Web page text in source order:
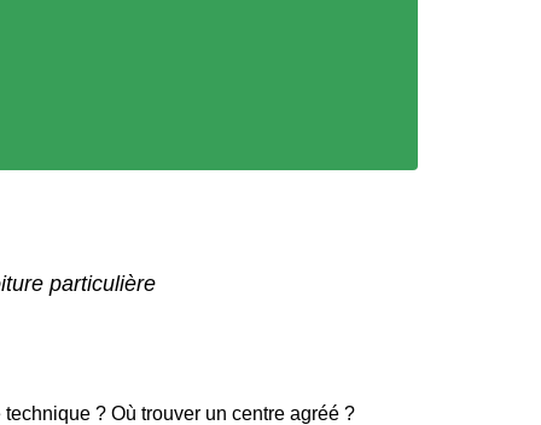
particulière
? Où trouver un centre agréé ?